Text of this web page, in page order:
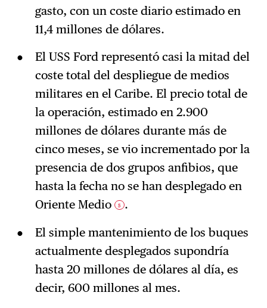
gasto, con un coste diario estimado en
11,4 millones de dólares.
El USS Ford representó casi la mitad del
coste total del despliegue de medios
militares en el Caribe. El precio total de
la operación, estimado en 2.900
millones de dólares durante más de
cinco meses, se vio incrementado por la
presencia de dos grupos anfibios, que
hasta la fecha no se han desplegado en
Oriente Medio
5 .
El simple mantenimiento de los buques
actualmente desplegados supondría
hasta 20 millones de dólares al día, es
decir, 600 millones al mes.